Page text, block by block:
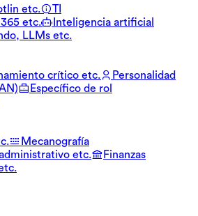
etc.
TI
365 etc.
Inteligencia artificial
LLMs etc.
crítico etc.
Personalidad
Específico de rol
Mecanografía
etc.
Finanzas